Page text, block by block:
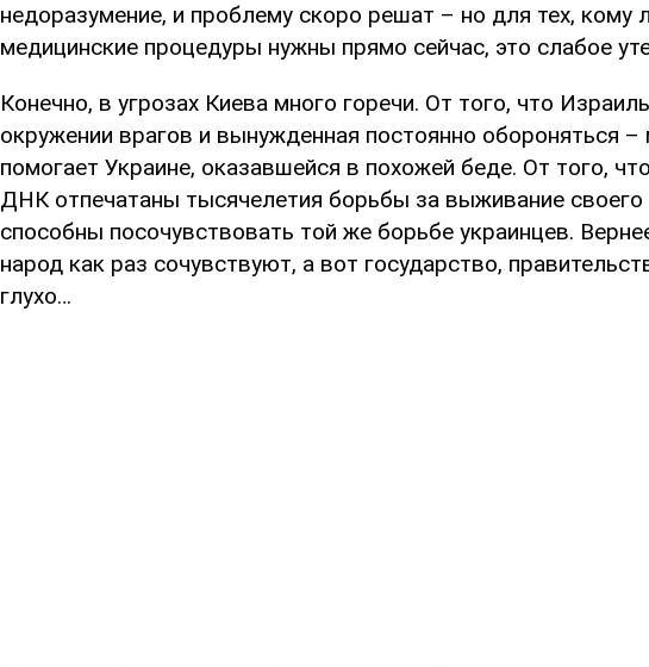
недоразумение, и проблему скоро решат – но для тех, кому
медицинские процедуры нужны прямо сейчас, это слабое
Конечно, в угрозах Киева много горечи. От того, что
окружении врагов и вынужденная постоянно обороняться –
помогает Украине, оказавшейся в похожей беде. От того,
ДНК отпечатаны тысячелетия борьбы за выживание своего
способны посочувствовать той же борьбе украинцев.
народ как раз сочувствуют, а вот государство,
глухо…